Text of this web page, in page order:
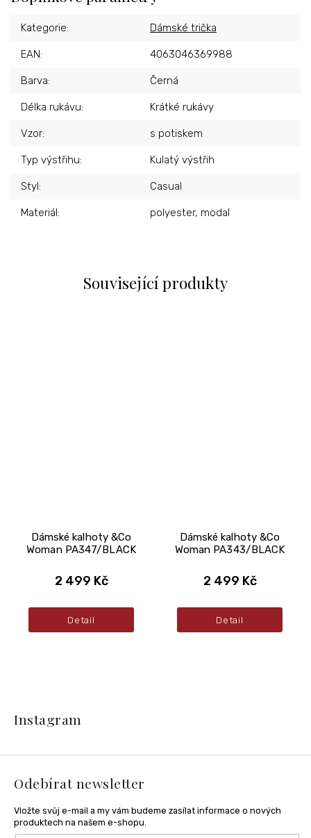
Související produkty
Dámské kalhoty &Co
Woman PA347/BLACK
2 499 Kč
Detail
Dámské kalhoty &Co
Woman PA343/BLACK
2 499 Kč
Detail
Kategorie: Dámské trička
EAN: 4063046369988
Barva: Černá
Délka rukávu: Krátké rukávy
Vzor: s potiskem
Typ výstřihu: Kulatý výstřih
Styl: Casual
Materiál: polyester, modal
t
Instagram
Odebírat newsletter
Vložte svůj e-mail a my vám budeme zasílat informace o nových
produktech na našem e-shopu.